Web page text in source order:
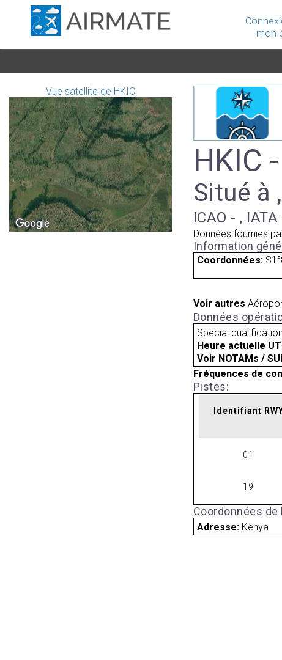
mon
Vue satellite de HKIC
HKIC
Situé à
ICAO - , IATA
Données fournies
Information
Coordonnées:
Voir autres
Données
Special
Heure actuelle
Voir NOTAMs /
Fréquences de
Pistes:
Identifiant
01
19
Coordonnées
Adresse: Kenya